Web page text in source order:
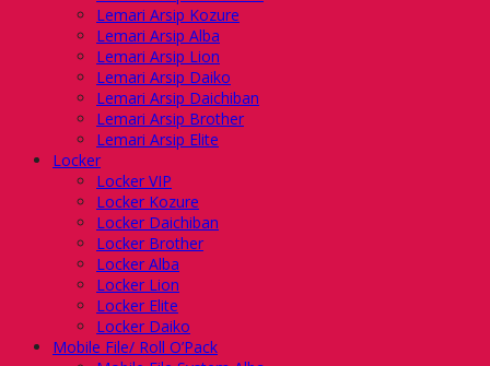
Lemari Arsip Kozure
Lemari Arsip Alba
Lemari Arsip Lion
Lemari Arsip Daiko
Lemari Arsip Daichiban
Lemari Arsip Brother
Lemari Arsip Elite
Locker
Locker VIP
Locker Kozure
Locker Daichiban
Locker Brother
Locker Alba
Locker Lion
Locker Elite
Locker Daiko
Mobile File/ Roll O’Pack